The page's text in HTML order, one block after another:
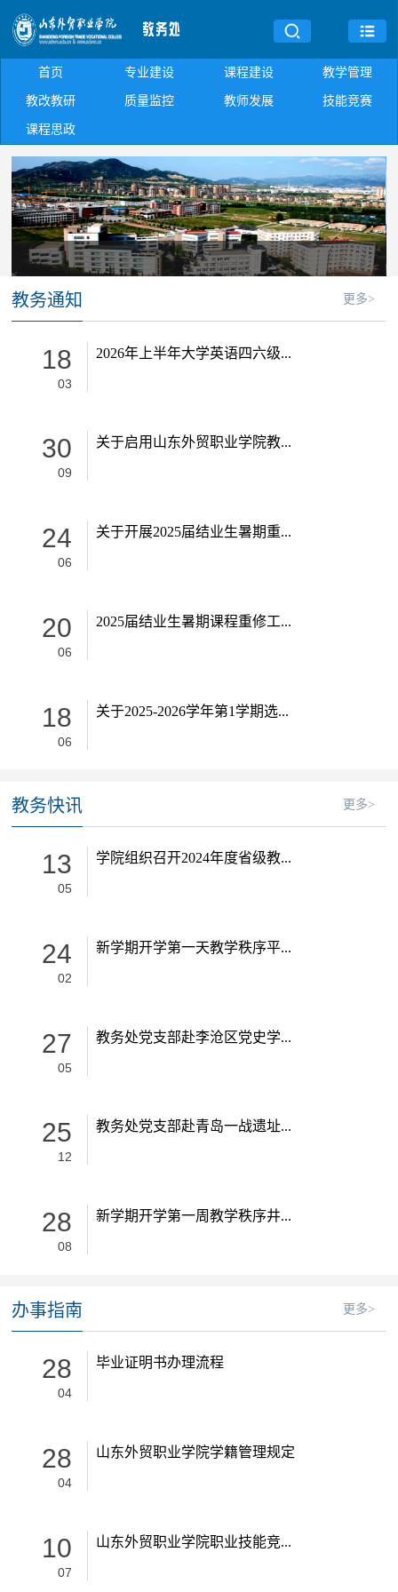
首页 专业建设 课程建设 教学管理
教改教研 质量监控 教师发展 技能竞赛
课程思政
教务通知 更多>
18
03
2026年上半年大学英语四六级...
30
09
关于启用山东外贸职业学院教...
24
06
关于开展2025届结业生暑期重...
20
06
2025届结业生暑期课程重修工...
18
06
关于2025-2026学年第1学期选...
教务快讯 更多>
13
05
学院组织召开2024年度省级教...
24
02
新学期开学第一天教学秩序平...
27
05
教务处党支部赴李沧区党史学...
25
12
教务处党支部赴青岛一战遗址...
28
08
新学期开学第一周教学秩序井...
办事指南 更多>
28
04
毕业证明书办理流程
28
04
山东外贸职业学院学籍管理规定
10
07
山东外贸职业学院职业技能竞...